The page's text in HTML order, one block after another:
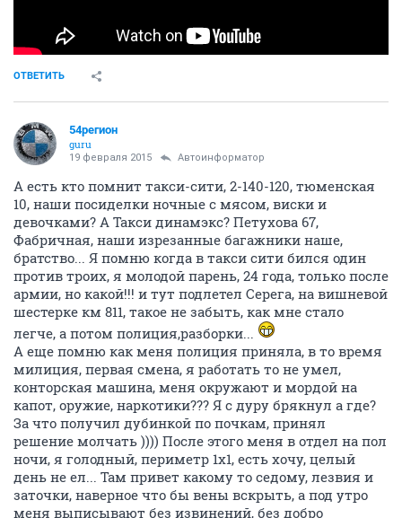
ОТВЕТИТЬ
54регион
guru
19 февраля 2015 Автоинформатор
А есть кто помнит такси-сити, 2-140-120, тюменская
10, наши посиделки ночные с мясом, виски и
девочками? А Такси динамэкс? Петухова 67,
Фабричная, наши изрезанные багажники наше,
братство... Я помню когда в такси сити бился один
против троих, я молодой парень, 24 года, только после
армии, но какой!!! и тут подлетел Серега, на вишневой
шестерке км 811, такое не забыть, как мне стало
легче, а потом полиция,разборки...
А еще помню как меня полиция приняла, в то время
милиция, первая смена, я работать то не умел,
конторская машина, меня окружают и мордой на
капот, оружие, наркотики??? Я с дуру брякнул а где?
За что получил дубинкой по почкам, принял
решение молчать )))) После этого меня в отдел на пол
ночи, я голодный, периметр 1х1, есть хочу, целый
день не ел... Там привет какому то седому, лезвия и
заточки, наверное что бы вены вскрыть, а под утро
меня выписывают без извинений, без добро